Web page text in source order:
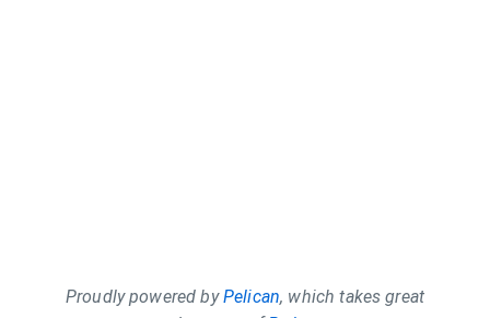
Proudly powered byPelican, which takes great